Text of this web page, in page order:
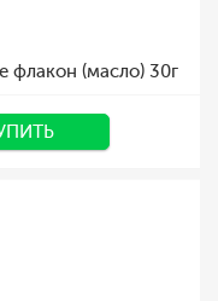
флакон (масло) 30г